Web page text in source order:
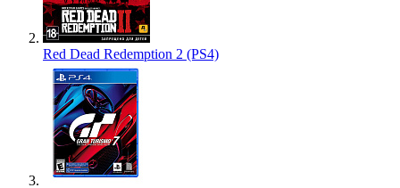
Red Dead Redemption 2 (PS4)